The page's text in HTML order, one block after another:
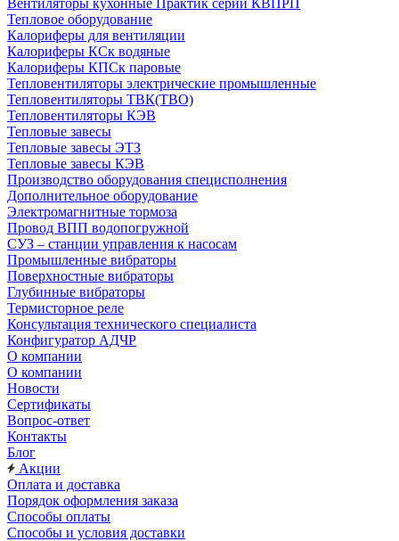
Вентиляторы кухонные Практик серии КВПРП
Тепловое оборудование
Калориферы для вентиляции
Калориферы КСк водяные
Калориферы КПСк паровые
Тепловентиляторы электрические промышленные
Тепловентиляторы ТВК(ТВО)
Тепловентиляторы КЭВ
Тепловые завесы
Тепловые завесы ЭТЗ
Тепловые завесы КЭВ
Производство оборудования специсполнения
Дополнительное оборудование
Электромагнитные тормоза
Провод ВПП водопогружной
СУЗ – станции управления к насосам
Промышленные вибраторы
Поверхностные вибраторы
Глубинные вибраторы
Термисторное реле
Консультация технического специалиста
Конфигуратор АДЧР
О компании
О компании
Новости
Сертификаты
Вопрос-ответ
Контакты
Блог
Акции
Оплата и доставка
Порядок оформления заказа
Способы оплаты
Способы и условия доставки